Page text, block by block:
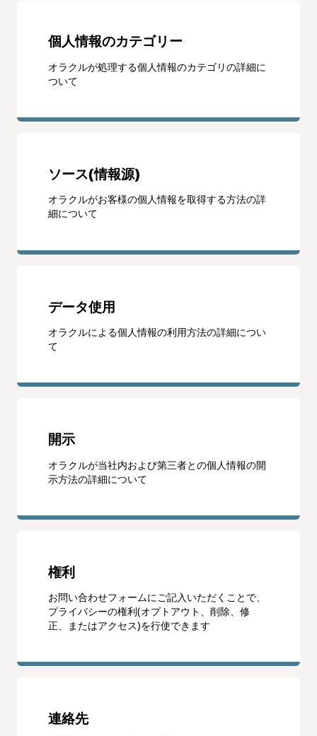
個人情報のカテゴリー
オラクルが処理する個人情報のカテゴリの詳細に
ついて
ソース(情報源)
オラクルがお客様の個人情報を取得する方法の詳
細について
データ使用
オラクルによる個人情報の利用方法の詳細につい
て
開示
オラクルが当社内および第三者との個人情報の開
示方法の詳細について
権利
お問い合わせフォームにご記入いただくことで、
プライバシーの権利(オプトアウト、削除、修
正、またはアクセス)を行使できます
連絡先